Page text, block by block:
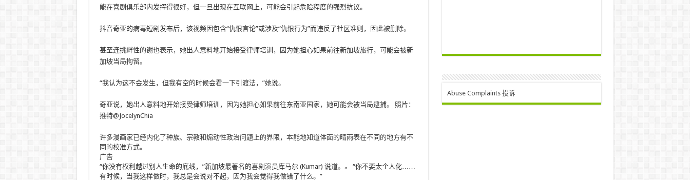
能在喜剧俱乐部内发挥得很好，但一旦出现在互联网上，可能会引起危险程度的强烈抗议。
抖音奇亚的病毒短剧发布后，该视频因包含“仇恨言论”或涉及“仇恨行为”而违反了社区准则，因此被删除。
甚至连挑衅性的谢也表示，她出人意料地开始接受律师培训，因为她担心如果前往新加坡旅行，可能会被新
加坡当局拘留。
“我认为这不会发生，但我有空的时候会看一下引渡法，”她说。
奇亚说，她出人意料地开始接受律师培训，因为她担心如果前往东南亚国家，她可能会被当局逮捕。 照片：
推特@JocelynChia
许多漫画家已经内化了种族、宗教和煽动性政治问题上的界限，本能地知道体面的晴雨表在不同的地方有不
同的校准方式。
广告
“你没有权利越过别人生命的底线，”新加坡最著名的喜剧演员库马尔 (Kumar) 说道。 。
“你不要太个人化……
有时候，当我这样做时，我总是会说对不起，因为我会觉得我做错了什么。”
Abuse Complaints 投诉